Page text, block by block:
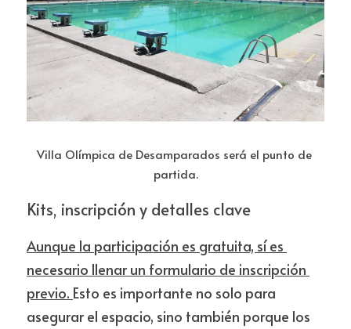
Villa Olímpica de Desamparados será el punto de
partida.
Kits, inscripción y detalles clave
Aunque la participación es gratuita, sí es
necesario llenar un formulario de inscripción
previo. Esto es importante no solo para
asegurar el espacio, sino también porque los